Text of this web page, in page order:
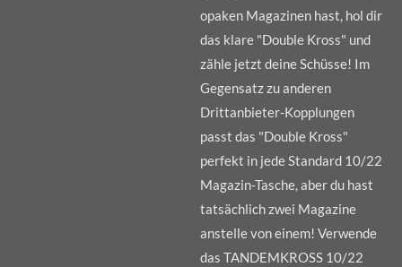
opaken Magazinen hast, hol dir
das klare "Double Kross" und
zähle jetzt deine Schüsse! Im
Gegensatz zu anderen
Drittanbieter-Kopplungen
passt das "Double Kross"
perfekt in jede Standard 10/22
Magazin-Tasche, aber du hast
tatsächlich zwei Magazine
anstelle von einem! Verwende
das TANDEMKROSS 10/22